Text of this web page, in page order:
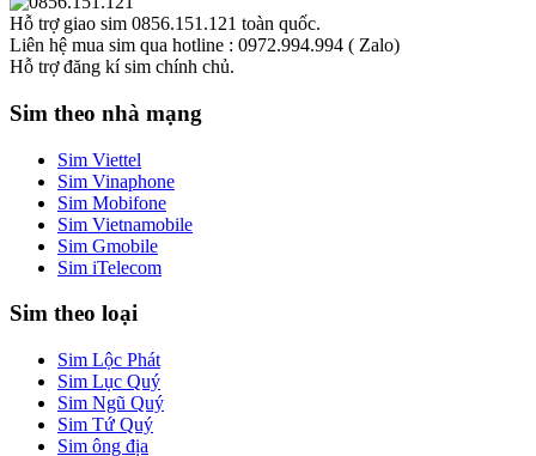
Hỗ trợ giao sim 0856.151.121 toàn quốc.
Liên hệ mua sim qua hotline : 0972.994.994 ( Zalo)
Hỗ trợ đăng kí sim chính chủ.
Sim theo nhà mạng
Sim Viettel
Sim Vinaphone
Sim Mobifone
Sim Vietnamobile
Sim Gmobile
Sim iTelecom
Sim theo loại
Sim Lộc Phát
Sim Lục Quý
Sim Ngũ Quý
Sim Tứ Quý
Sim ông địa